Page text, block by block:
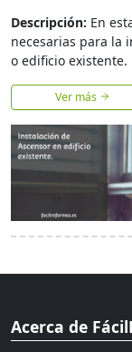
Descripción: En
necesarias para la
o edificio existente.
Ver más
Acerca de